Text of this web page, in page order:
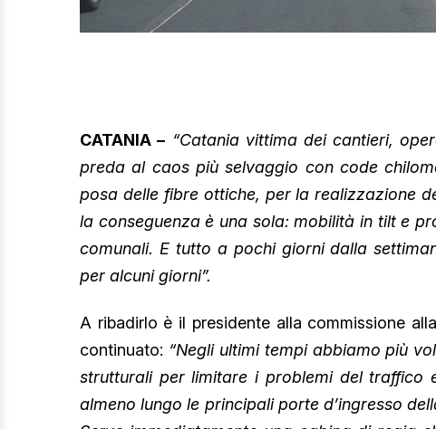
CATANIA – “Catania vittima dei cantieri,
preda al caos più selvaggio con code
posa delle fibre ottiche, per la realizzazione
la conseguenza è una sola: mobilità in tilt e
comunali. E tutto a pochi giorni dalla
per alcuni giorni”.
A ribadirlo è il presidente alla commissione
continuato: “Negli ultimi tempi abbiamo più
strutturali per limitare i problemi del traffico
almeno lungo le principali porte d’ingresso